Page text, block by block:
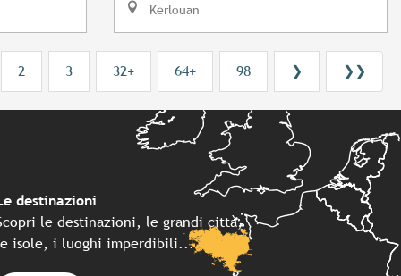
Kerlouan
2 3 32+ 64+ 98 ❯ ❯❯
destinazioni
le destinazioni, le grandi città,
isole, i luoghi imperdibili...